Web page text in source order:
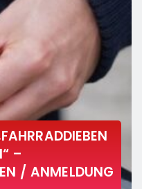
–
/ ANMELDUNG